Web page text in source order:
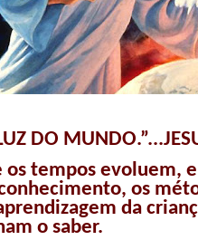
DO
os tempos evoluem,
os
da
o saber.